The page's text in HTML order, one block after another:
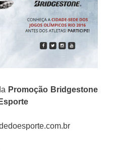
Promoção Bridgestone